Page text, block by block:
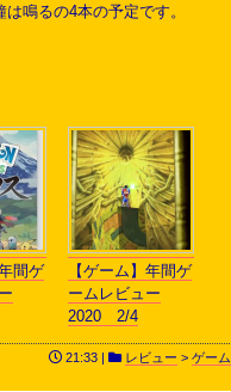
鳴るの4本の予定です。
間ゲ
【ゲーム】年間ゲ
ームレビュー
2020 2/4
21:33 | レビュー > ゲーム